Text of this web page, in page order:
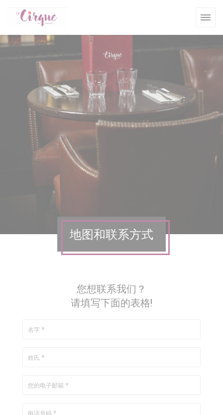
地图和联系方式
您想联系我们？
请填写下面的表格!